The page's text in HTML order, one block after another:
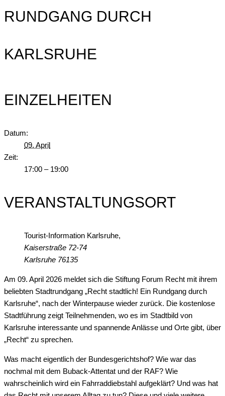
RUNDGANG DURCH
KARLSRUHE
EINZELHEITEN
Datum:
09. April
Zeit:
17:00 – 19:00
VERANSTALTUNGSORT
Tourist-Information Karlsruhe,
Kaiserstraße 72-74
Karlsruhe 76135
Am 09. April 2026 meldet sich die Stiftung Forum Recht mit ihrem
beliebten Stadtrundgang „Recht stadtlich! Ein Rundgang durch
Karlsruhe“, nach der Winterpause wieder zurück. Die kostenlose
Stadtführung zeigt Teilnehmenden, wo es im Stadtbild von
Karlsruhe interessante und spannende Anlässe und Orte gibt, über
„Recht“ zu sprechen.
Was macht eigentlich der Bundesgerichtshof? Wie war das
nochmal mit dem Buback-Attentat und der RAF? Wie
wahrscheinlich wird ein Fahrraddiebstahl aufgeklärt? Und was hat